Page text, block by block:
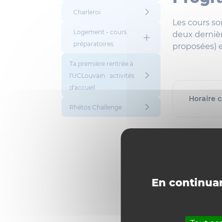
En
Charleroi
Logement - cours
préparatoires
Ta première rentrée à
l'UCLouvain : activités
d'accueil
Rhétos Challenge
Les cours
deux
proposées)
Horaire
Du lundi
au